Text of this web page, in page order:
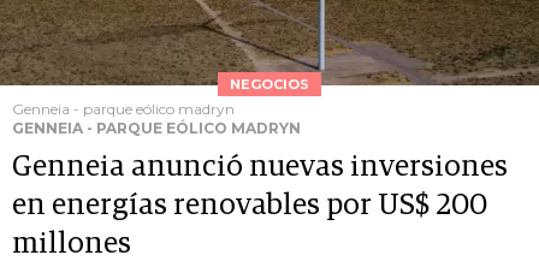
NEGOCIOS
Genneia - parque eólico madryn
GENNEIA - PARQUE EÓLICO MADRYN
Genneia anunció nuevas inversiones
en energías renovables por US$ 200
millones